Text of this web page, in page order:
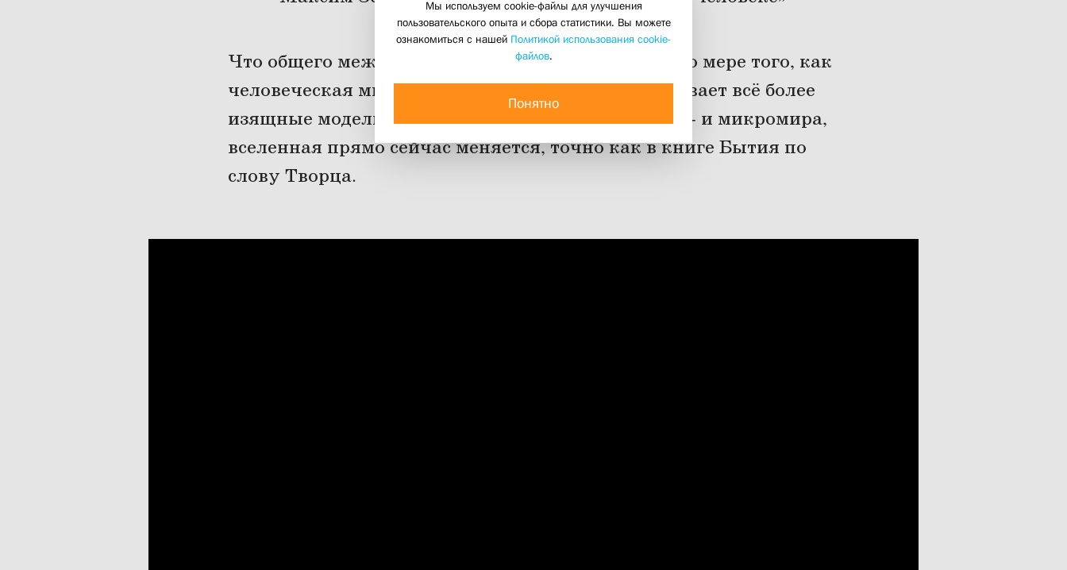
05 мая 2022
Что общего между учёными и Господом Богом? По мере того, как
человеческая мысль осваивает космос и придумывает всё более
изящные модели, объясняющие устройство макро- и микромира,
вселенная прямо сейчас меняется, точно как в книге Бытия по
слову Творца.
Мы используем cookie-файлы для улучшения
пользовательского опыта и сбора статистики. Вы можете
ознакомиться с нашей Политикой использования cookie-
файлов.
Понятно